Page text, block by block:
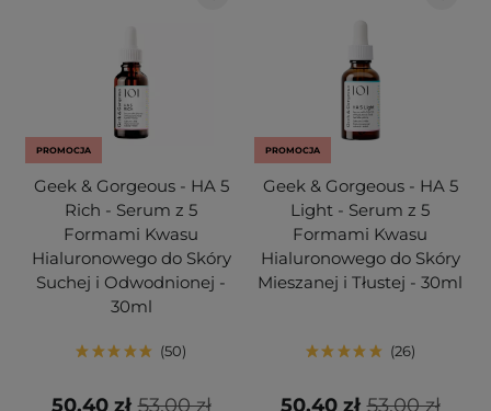
PROMOCJA
Geek & Gorgeous - HA 5
Rich - Serum z 5
Formami Kwasu
Hialuronowego do Skóry
Suchej i Odwodnionej -
30ml
50
53,00 zł
50,40 zł
PROMOCJA
Geek & Gorgeous - HA 5
Light - Serum z 5
Formami Kwasu
Hialuronowego do Skóry
Mieszanej i Tłustej - 30ml
26
53,00 zł
50,40 zł